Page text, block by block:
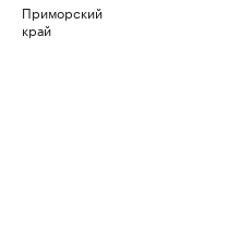
Приморский
край